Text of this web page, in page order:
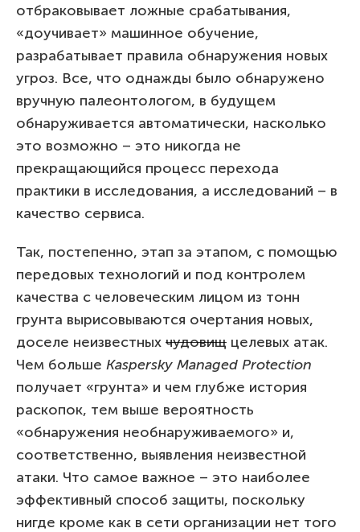
отбраковывает ложные срабатывания,
«доучивает» машинное обучение,
разрабатывает правила обнаружения новых
угроз. Все, что однажды было обнаружено
вручную палеонтологом, в будущем
обнаруживается автоматически, насколько
это возможно – это никогда не
прекращающийся процесс перехода
практики в исследования, а исследований – в
качество сервиса.
Так, постепенно, этап за этапом, с помощью
передовых технологий и под контролем
качества с человеческим лицом из тонн
грунта вырисовываются очертания новых,
доселе неизвестных чудовищ целевых атак.
Чем больше Kaspersky Managed Protection
получает «грунта» и чем глубже история
раскопок, тем выше вероятность
«обнаружения необнаруживаемого» и,
соответственно, выявления неизвестной
атаки. Что самое важное – это наиболее
эффективный способ защиты, поскольку
нигде кроме как в сети организации нет того